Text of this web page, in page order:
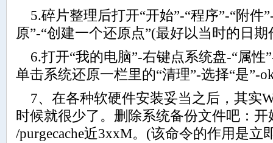
5.碎片整理后打开“开始”-“程序”-“附件
原”-“创建一个还原点”(最好以当时的日
6.打开“我的电脑”-右键点系统盘-“属性
单击系统还原一栏里的“清理”-选择“是”-
7、在各种软硬件安装妥当之后，其实
时候就很少了。删除系统备份文件吧：
/purgecache近3xxM。(该命令的作用是立